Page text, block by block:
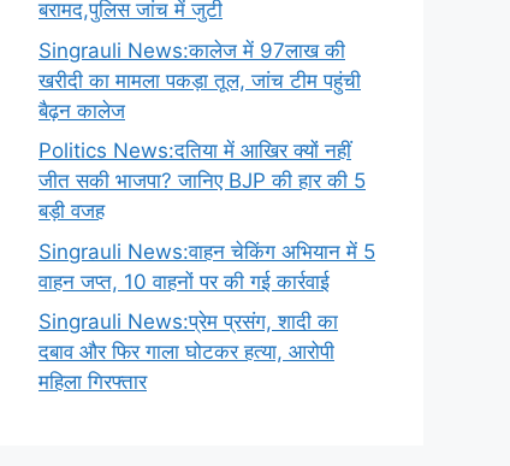
बरामद,पुलिस जांच में जुटी
Singrauli News:कालेज में 97लाख की
खरीदी का मामला पकड़ा तूल, जांच टीम पहुंची
बैढ़न कालेज
Politics News:दतिया में आखिर क्यों नहीं
जीत सकी भाजपा? जानिए BJP की हार की 5
बड़ी वजह
Singrauli News:वाहन चेकिंग अभियान में 5
वाहन जप्त, 10 वाहनों पर की गई कार्रवाई
Singrauli News:प्रेम प्रसंग, शादी का
दबाव और फिर गाला घोटकर हत्या, आरोपी
महिला गिरफ्तार